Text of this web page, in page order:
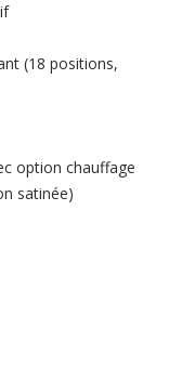
(18 positions,
option chauffage
satinée)